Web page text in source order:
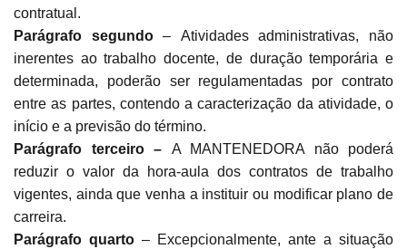
contratual.
Parágrafo segundo– Atividades administrativas, não
inerentes ao trabalho docente, de duração temporária e
determinada, poderão ser regulamentadas por contrato
entre as partes, contendo a caracterização da atividade, o
início e a previsão do término.
Parágrafo terceiro – A MANTENEDORA não poderá
reduzir o valor da hora-aula dos contratos de trabalho
vigentes, ainda que venha a instituir ou modificar plano de
carreira.
Parágrafo quarto – Excepcionalmente, ante a situação